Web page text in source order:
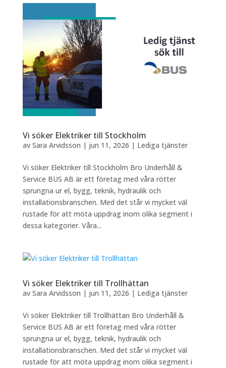
Vi söker Elektriker till Stockholm
av Sara Arvidsson | jun 11, 2026 | Lediga tjänster
Vi söker Elektriker till Stockholm Bro Underhåll &
Service BUS AB är ett företag med våra rötter
sprungna ur el, bygg, teknik, hydraulik och
installationsbranschen. Med det står vi mycket väl
rustade för att möta uppdrag inom olika segment i
dessa kategorier. Våra...
Vi söker Elektriker till Trollhättan
av Sara Arvidsson | jun 11, 2026 | Lediga tjänster
Vi söker Elektriker till Trollhättan Bro Underhåll &
Service BUS AB är ett företag med våra rötter
sprungna ur el, bygg, teknik, hydraulik och
installationsbranschen. Med det står vi mycket väl
rustade för att möta uppdrag inom olika segment i